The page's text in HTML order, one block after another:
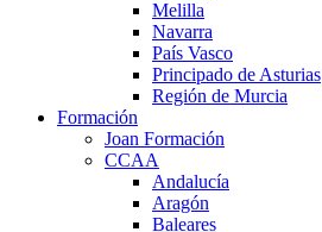
Melilla
Navarra
País Vasco
Principado de Asturias
Región de Murcia
Formación
Joan Formación
CCAA
Andalucía
Aragón
Baleares